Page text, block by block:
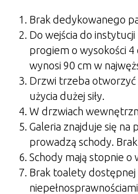
Brak dedykowanego
Do wejścia do
progiem o wysokości 4
wynosi 90 cm w
Drzwi trzeba otworzyć
użycia dużej siły.
W drzwiach
Galeria znajduje się na
prowadzą schody.
Schody mają stopnie o
Brak toalety dostępnej